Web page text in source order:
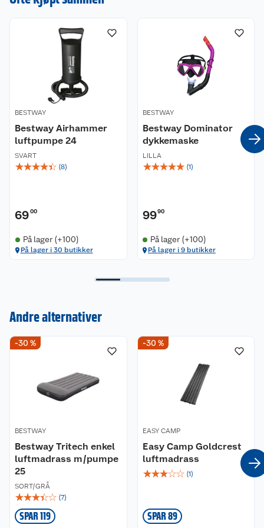
ekstra god komfort. Vekt: 4,65 kg. Str: 191 x 97 x
36 cm.
BESTWAY
Bestway Airhammer
luftpumpe 24
SVART
☆☆☆☆☆ (8)
6900
På lager (+100)
På lager i 30 butikker
BESTWAY
Bestway Dominator
dykkemaske
LILLA
☆☆☆☆☆ (1)
9990
På lager (+100)
På lager i 9 butikker
Andre alternativer
-30 %
BESTWAY
Bestway Tritech enkel
luftmadrass m/pumpe
25
SORT/GRÅ
☆☆☆☆☆ (7)
SPAR 119
-30 %
EASY CAMP
Easy Camp Goldcrest
luftmadrass
☆☆☆☆☆ (1)
SPAR 89
Nyheter
Våre merkevarer
Coop kjeder
Ledige stillinger
Angre- og returrett
Ofte stilte spørsmål
Betalingsalternativer
Leveringsalternativer
Åpent kjøp